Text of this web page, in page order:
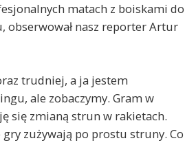
matach z boiskami do
obserwował nasz reporter Artur
trudniej, a ja jestem
ale zobaczymy. Gram w
się zmianą strun w rakietach.
zużywają po prostu struny. Co